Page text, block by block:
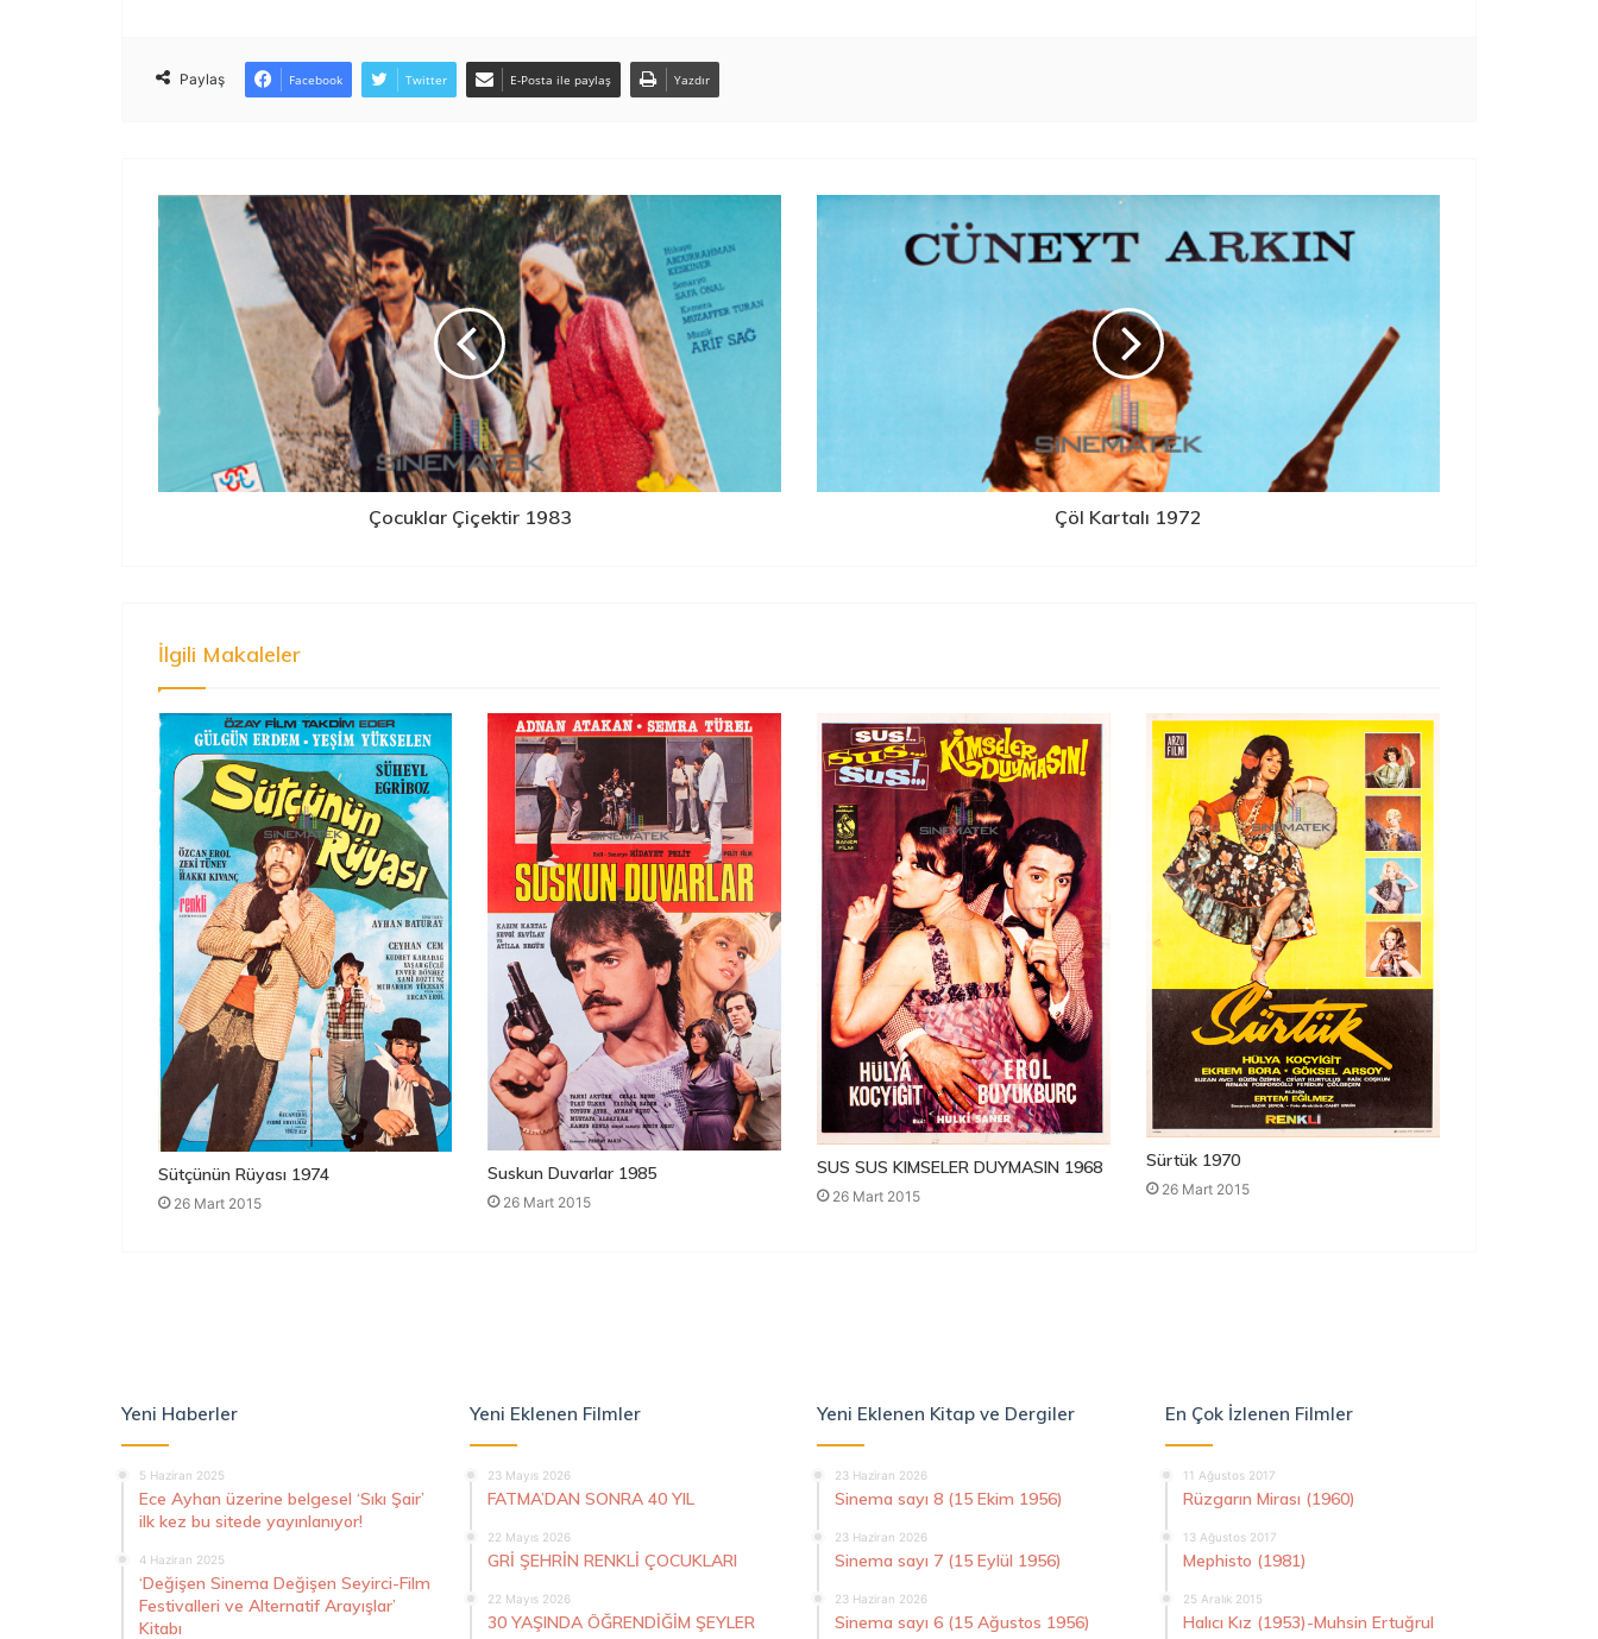
Paylaş Facebook Twitter E-Posta ile paylaş Yazdır
Çocuklar Çiçektir 1983 Çöl Kartalı 1972
İlgili Makaleler
Sütçünün Rüyası 1974
26 Mart 2015
Suskun Duvarlar 1985
26 Mart 2015
SUS SUS KIMSELER DUYMASIN 1968
26 Mart 2015
Sürtük 1970
26 Mart 2015
Yeni Haberler
5 Haziran 2025
Ece Ayhan üzerine belgesel ‘Sıkı Şair’
ilk kez bu sitede yayınlanıyor!
4 Haziran 2025
‘Değişen Sinema Değişen Seyirci-Film
Festivalleri ve Alternatif Arayışlar’
Kitabı
Yeni Eklenen Filmler
23 Mayıs 2026
FATMA’DAN SONRA 40 YIL
22 Mayıs 2026
GRİ ŞEHRİN RENKLİ ÇOCUKLARI
22 Mayıs 2026
30 YAŞINDA ÖĞRENDİĞİM ŞEYLER
Yeni Eklenen Kitap ve Dergiler
23 Haziran 2026
Sinema sayı 8 (15 Ekim 1956)
23 Haziran 2026
Sinema sayı 7 (15 Eylül 1956)
23 Haziran 2026
Sinema sayı 6 (15 Ağustos 1956)
En Çok İzlenen Filmler
11 Ağustos 2017
Rüzgarın Mirası (1960)
13 Ağustos 2017
Mephisto (1981)
25 Aralık 2015
Halıcı Kız (1953)-Muhsin Ertuğrul